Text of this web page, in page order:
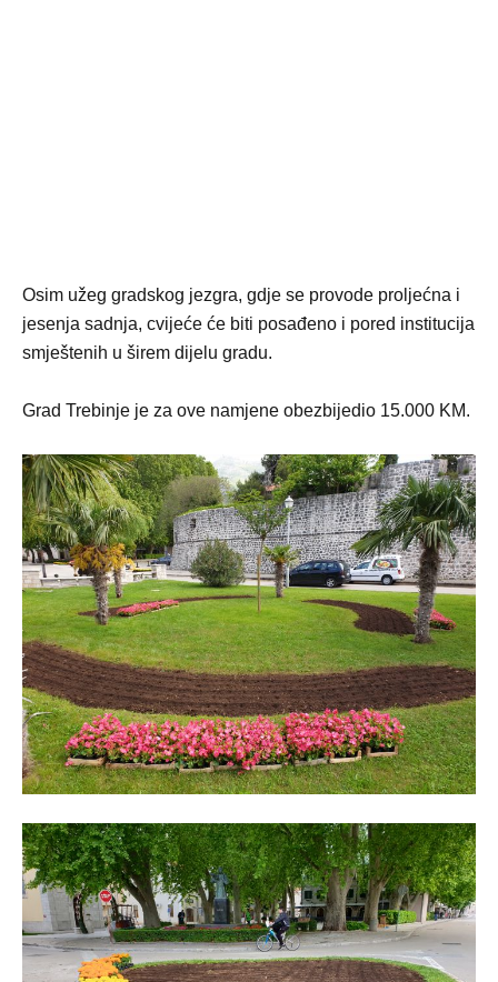
Osim užeg gradskog jezgra, gdje se provode proljećna i
jesenja sadnja, cvijeće će biti posađeno i pored institucija
smještenih u širem dijelu gradu.
Grad Trebinje je za ove namjene obezbijedio 15.000 KM.